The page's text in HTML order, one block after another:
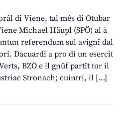
di Viene, tal mês di Otubar
Michael Häupl (SPÖ) al à
referendum sul avignî dal
Dacuardi a pro di un esercit
BZÖ e il gnûf partît tor il
Stronach; cuintri, il […]